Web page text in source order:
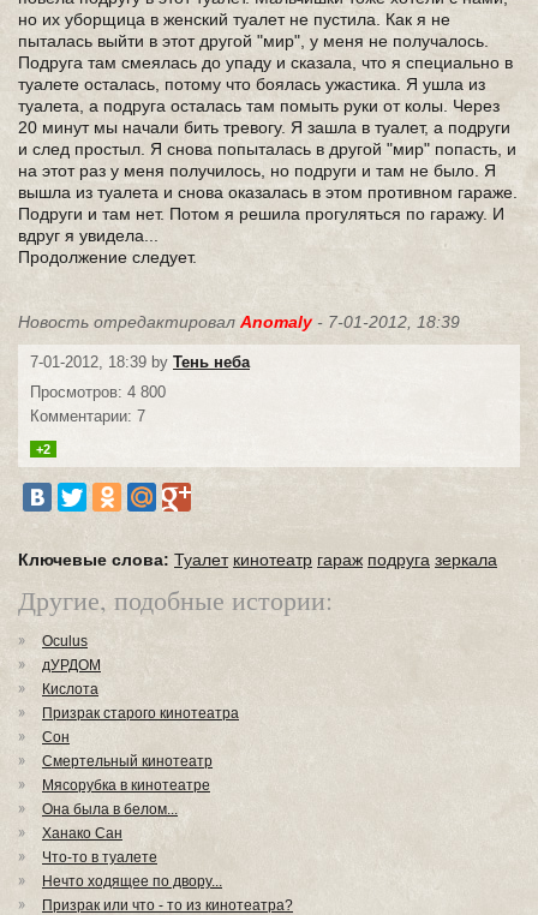
но их уборщица в женский туалет не пустила. Как я не
пыталась выйти в этот другой "мир", у меня не получалось.
Подруга там смеялась до упаду и сказала, что я специально в
туалете осталась, потому что боялась ужастика. Я ушла из
туалета, а подруга осталась там помыть руки от колы. Через
20 минут мы начали бить тревогу. Я зашла в туалет, а подруги
и след простыл. Я снова попыталась в другой "мир" попасть, и
на этот раз у меня получилось, но подруги и там не было. Я
вышла из туалета и снова оказалась в этом противном гараже.
Подруги и там нет. Потом я решила прогуляться по гаражу. И
вдруг я увидела...
Продолжение следует.
Новость отредактировал Anomaly- 7-01-2012, 18:39
7-01-2012, 18:39 by Тень неба
Просмотров: 4 800
Комментарии: 7
+2
Ключевые слова: Туалет кинотеатр гараж подруга зеркала
Другие, подобные истории:
Oculus
дУРДОМ
Кислота
Призрак старого кинотеатра
Сон
Смертельный кинотеатр
Мясорубка в кинотеатре
Она была в белом...
Ханако Сан
Что-то в туалете
Нечто ходящее по двору...
Призрак или что - то из кинотеатра?